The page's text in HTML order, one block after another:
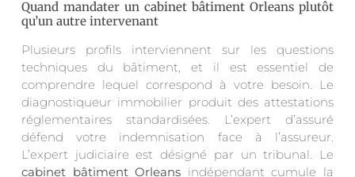
Quand mandater un cabinet bâtiment Orleans plutôt
qu’un autre intervenant
Plusieurs profils interviennent sur les questions
techniques du bâtiment, et il est essentiel de
comprendre lequel correspond à votre besoin. Le
diagnostiqueur immobilier produit des attestations
réglementaires standardisées. L’expert d’assuré
défend votre indemnisation face à l’assureur.
L’expert judiciaire est désigné par un tribunal. Le
cabinet bâtiment Orleans indépendant cumule la